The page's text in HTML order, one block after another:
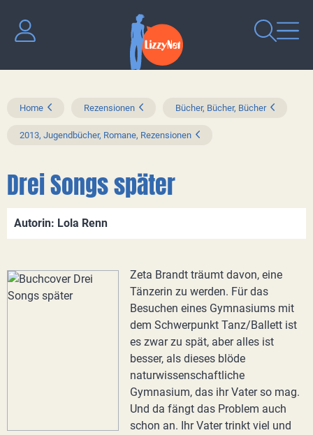
Home Rezensionen Bücher, Bücher, Bücher
2013, Jugendbücher, Romane, Rezensionen
Drei Songs später
Autorin: Lola Renn
Zeta Brandt träumt davon, eine
Tänzerin zu werden. Für das
Besuchen eines Gymnasiums mit
dem Schwerpunkt Tanz/Ballett ist
es zwar zu spät, aber alles ist
besser, als dieses blöde
naturwissenschaftliche
Gymnasium, das ihr Vater so mag.
Und da fängt das Problem auch
schon an. Ihr Vater trinkt viel und